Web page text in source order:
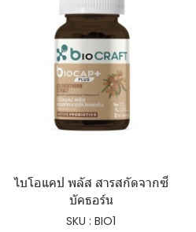
ไบโอแคป พลัส สารสกัดจากซี
บัคธอร์น
SKU : BIO1